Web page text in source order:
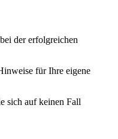
der erfolgreichen
für Ihre eigene
sich auf keinen Fall